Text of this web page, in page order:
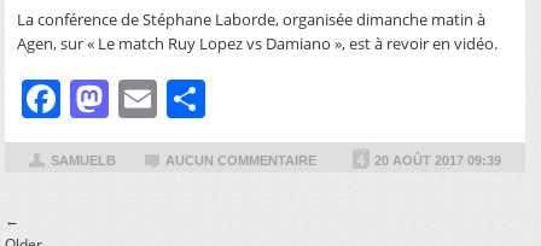
La conférence de Stéphane Laborde, organisée dimanche matin à
Agen, sur « Le match Ruy Lopez vs Damiano », est à revoir en vidéo.
FacebookMastodonEmail
SAMUELB AUCUN COMMENTAIRE 20 AOÛT 2017 09:39
Post
←